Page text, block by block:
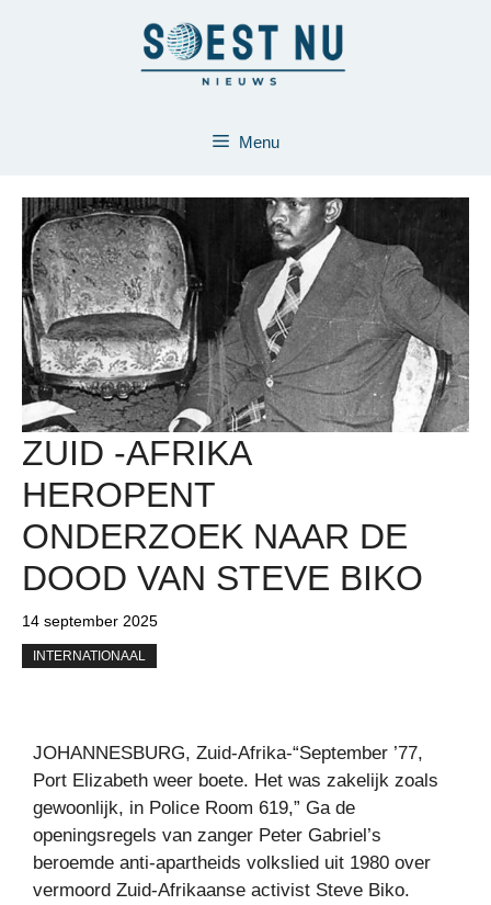
Menu
ZUID -AFRIKA
HEROPENT
ONDERZOEK NAAR DE
DOOD VAN STEVE BIKO
14 september 2025
INTERNATIONAAL
JOHANNESBURG, Zuid-Afrika-“September ’77,
Port Elizabeth weer boete. Het was zakelijk zoals
gewoonlijk, in Police Room 619,” Ga de
openingsregels van zanger Peter Gabriel’s
beroemde anti-apartheids volkslied uit 1980 over
vermoord Zuid-Afrikaanse activist Steve Biko.